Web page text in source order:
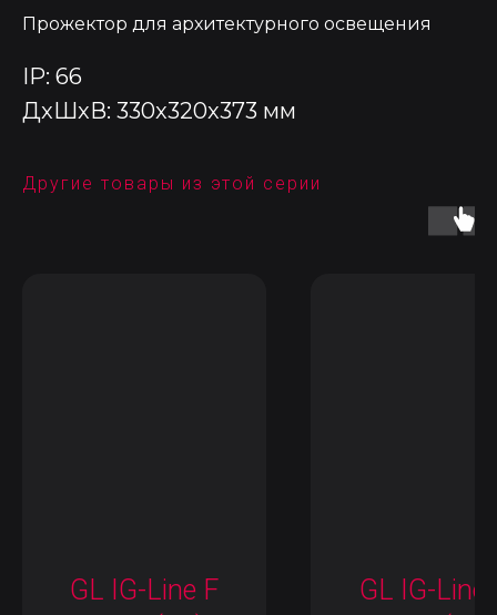
Прожектор для архитектурного освещения
IP: 66
ДxШxВ: 330x320x373 мм
Другие товары из этой серии
GL IG-Line F
GL IG-Line